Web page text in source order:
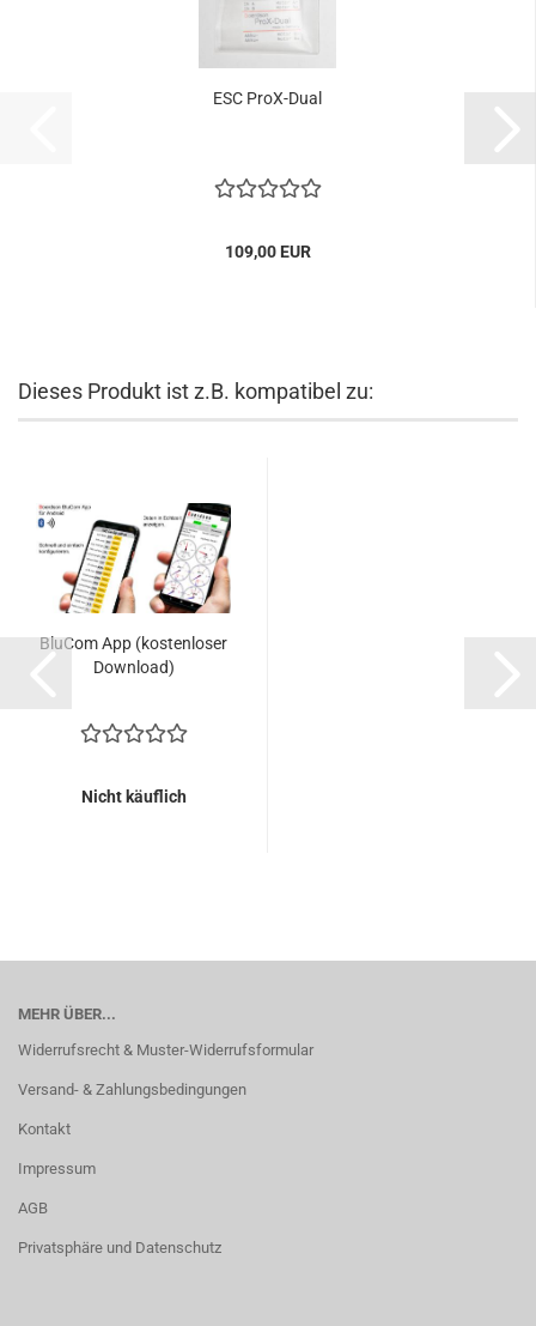
ESC ProX-Dual
109,00 EUR
Dieses Produkt ist z.B. kompatibel zu:
BluCom App (kostenloser
Download)
Nicht käuflich
MEHR ÜBER...
Widerrufsrecht & Muster-Widerrufsformular
Versand- & Zahlungsbedingungen
Kontakt
Impressum
AGB
Privatsphäre und Datenschutz